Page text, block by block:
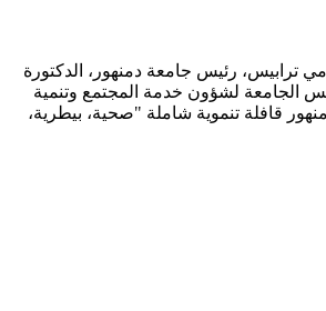
ترابيس، رئيس جامعة دمنهور، الدكتورة
الجامعة لشؤون خدمة المجتمع وتنمية
قافلة تنموية شاملة "صحية، بيطرية،